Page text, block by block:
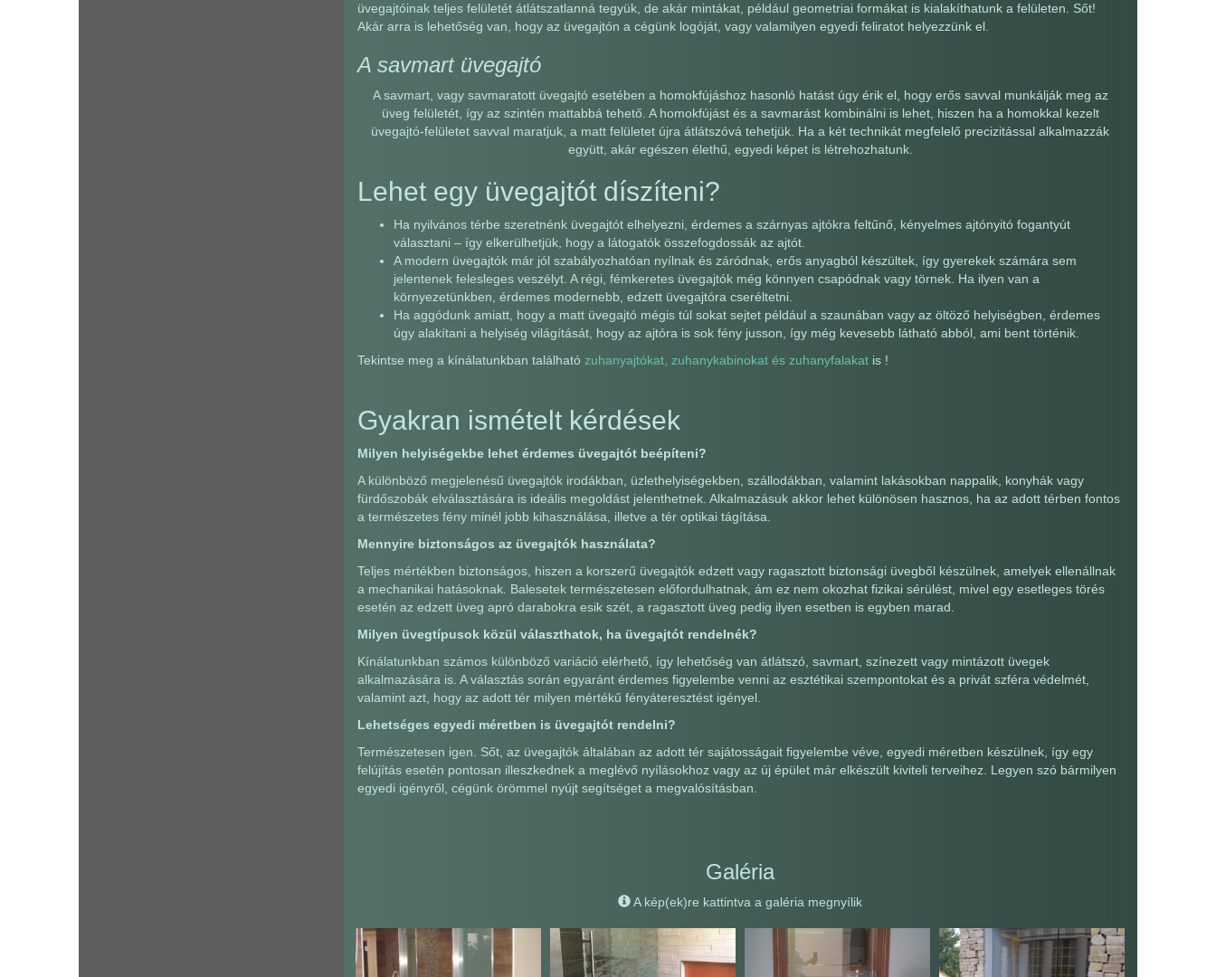
üvegajtóinak teljes felületét átlátszatlanná tegyük, de akár mintákat, például geometriai formákat is kialakíthatunk a felületen. Sőt!
Akár arra is lehetőség van, hogy az üvegajtón a cégünk logóját, vagy valamilyen egyedi feliratot helyezzünk el.
A savmart üvegajtó
A savmart, vagy savmaratott üvegajtó esetében a homokfújáshoz hasonló hatást úgy érik el, hogy erős savval munkálják meg az
üveg felületét, így az szintén mattabbá tehető. A homokfújást és a savmarást kombinálni is lehet, hiszen ha a homokkal kezelt
üvegajtó-felületet savval maratjuk, a matt felületet újra átlátszóvá tehetjük. Ha a két technikát megfelelő precizitással alkalmazzák
együtt, akár egészen élethű, egyedi képet is létrehozhatunk.
Lehet egy üvegajtót díszíteni?
Ha nyilvános térbe szeretnénk üvegajtót elhelyezni, érdemes a szárnyas ajtókra feltűnő, kényelmes ajtónyitó fogantyút
választani – így elkerülhetjük, hogy a látogatók összefogdossák az ajtót.
A modern üvegajtók már jól szabályozhatóan nyílnak és záródnak, erős anyagból készültek, így gyerekek számára sem
jelentenek felesleges veszélyt. A régi, fémkeretes üvegajtók még könnyen csapódnak vagy törnek. Ha ilyen van a
környezetünkben, érdemes modernebb, edzett üvegajtóra cseréltetni.
Ha aggódunk amiatt, hogy a matt üvegajtó mégis túl sokat sejtet például a szaunában vagy az öltöző helyiségben, érdemes
úgy alakítani a helyiség világítását, hogy az ajtóra is sok fény jusson, így még kevesebb látható abból, ami bent történik.
Tekintse meg a kínálatunkban található zuhanyajtókat, zuhanykabinokat és zuhanyfalakatis !
Gyakran ismételt kérdések
Milyen helyiségekbe lehet érdemes üvegajtót beépíteni?
A különböző megjelenésű üvegajtók irodákban, üzlethelyiségekben, szállodákban, valamint lakásokban nappalik, konyhák vagy
fürdőszobák elválasztására is ideális megoldást jelenthetnek. Alkalmazásuk akkor lehet különösen hasznos, ha az adott térben fontos
a természetes fény minél jobb kihasználása, illetve a tér optikai tágítása.
Mennyire biztonságos az üvegajtók használata?
Teljes mértékben biztonságos, hiszen a korszerű üvegajtók edzett vagy ragasztott biztonsági üvegből készülnek, amelyek ellenállnak
a mechanikai hatásoknak. Balesetek természetesen előfordulhatnak, ám ez nem okozhat fizikai sérülést, mivel egy esetleges törés
esetén az edzett üveg apró darabokra esik szét, a ragasztott üveg pedig ilyen esetben is egyben marad.
Milyen üvegtípusok közül választhatok, ha üvegajtót rendelnék?
Kínálatunkban számos különböző variáció elérhető, így lehetőség van átlátszó, savmart, színezett vagy mintázott üvegek
alkalmazására is. A választás során egyaránt érdemes figyelembe venni az esztétikai szempontokat és a privát szféra védelmét,
valamint azt, hogy az adott tér milyen mértékű fényáteresztést igényel.
Lehetséges egyedi méretben is üvegajtót rendelni?
Természetesen igen. Sőt, az üvegajtók általában az adott tér sajátosságait figyelembe véve, egyedi méretben készülnek, így egy
felújítás esetén pontosan illeszkednek a meglévő nyílásokhoz vagy az új épület már elkészült kiviteli terveihez. Legyen szó bármilyen
egyedi igényről, cégünk örömmel nyújt segítséget a megvalósításban.
Galéria
A kép(ek)re kattintva a galéria megnyílik